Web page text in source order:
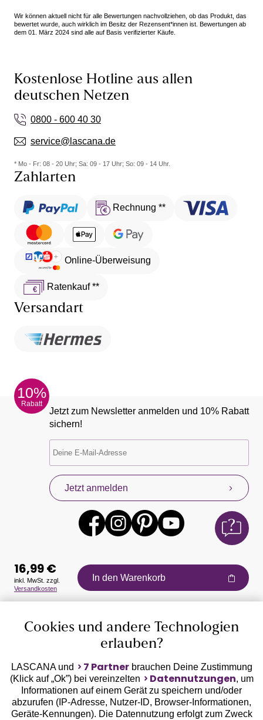
Wir können aktuell nicht für alle Bewertungen nachvollziehen, ob das Produkt, das
bewertet wurde, auch wirklich im Besitz der Rezensent*innen ist. Bewertungen ab
dem 01. März 2024 sind alle auf Basis verifizierter Käufe.
Kostenlose Hotline aus allen
deutschen Netzen
0800 - 600 40 30
service@lascana.de
* Mo - Fr: 08 - 20 Uhr; Sa: 09 - 17 Uhr; So: 09 - 14 Uhr.
Zahlarten
Rechnung **
Online-Überweisung
Ratenkauf **
Versandart
10%
Rabatt
Jetzt zum Newsletter anmelden und 10% Rabatt
sichern!
Jetzt anmelden
Auszeichnungen
Geprüfte Sicherheit
16,99 €
inkl. MwSt. zzgl.
Versandkosten
In den Warenkorb
Cookies und andere Technologien
erlauben?
LASCANA und 7 Partnerbrauchen Deine Zustimmung
(Klick auf „Ok”) bei vereinzelten
Datennutzungen, um
Informationen auf einem Gerät zu speichern und/oder
abzurufen (IP-Adresse, Nutzer-ID, Browser-Informationen,
Geräte-Kennungen). Die Datennutzung erfolgt zum Zweck